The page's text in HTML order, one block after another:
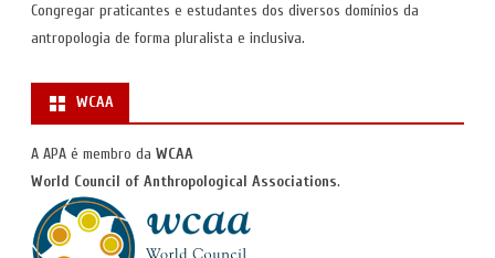
Congregar praticantes e estudantes dos diversos domínios da
antropologia de forma pluralista e inclusiva.
WCAA
A APA é membro da WCAA
World Council of Anthropological Associations.